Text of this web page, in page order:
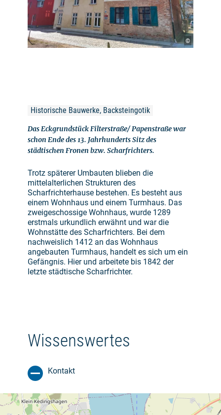
©
Historische Bauwerke, Backsteingotik
Das Eckgrundstück Filterstraße/ Papenstraße war
schon Ende des 13. Jahrhunderts Sitz des
städtischen Fronen bzw. Scharfrichters.
Trotz späterer Umbauten blieben die
mittelalterlichen Strukturen des
Scharfrichterhause bestehen. Es besteht aus
einem Wohnhaus und einem Turmhaus. Das
zweigeschossige Wohnhaus, wurde 1289
erstmals urkundlich erwähnt und war die
Wohnstätte des Scharfrichters. Bei dem
nachweislich 1412 an das Wohnhaus
angebauten Turmhaus, handelt es sich um ein
Gefängnis. Hier und arbeitete bis 1842 der
letzte städtische Scharfrichter.
Wissenswertes
Kontakt